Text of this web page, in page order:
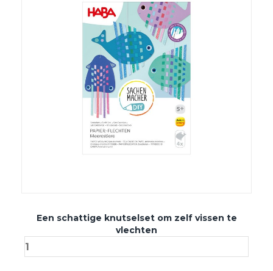
Een schattige knutselset om zelf vissen te
vlechten